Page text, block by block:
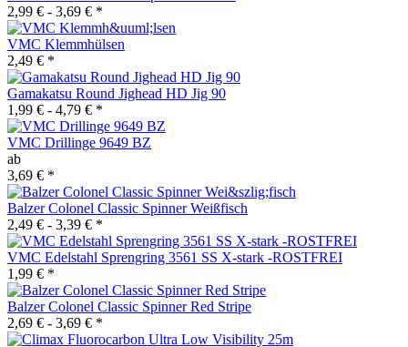
2,99 € - 3,69 € *
VMC Klemmhülsen
2,49 € *
Gamakatsu Round Jighead HD Jig 90
1,99 € - 4,79 € *
VMC Drillinge 9649 BZ
ab
3,69 € *
Balzer Colonel Classic Spinner Weißfisch
2,49 € - 3,39 € *
VMC Edelstahl Sprengring 3561 SS X-stark -ROSTFREI
1,99 € *
Balzer Colonel Classic Spinner Red Stripe
2,69 € - 3,69 € *